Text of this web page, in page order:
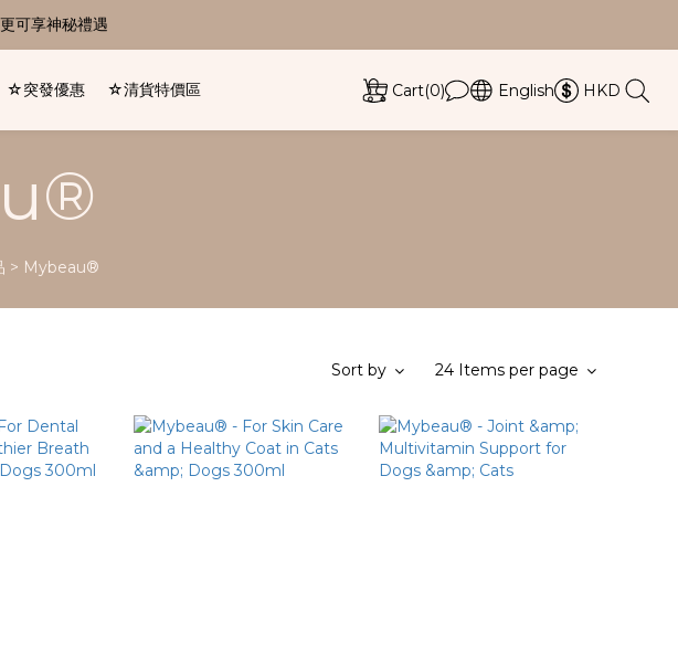
可享神秘禮遇
☆突發優惠 ☆清貨特價區 Cart(0) English HKD
> Mybeau®
Sort by 24 Items per page